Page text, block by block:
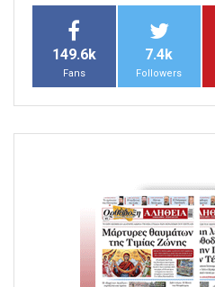
149.6k
Fans
7.4k
Followers